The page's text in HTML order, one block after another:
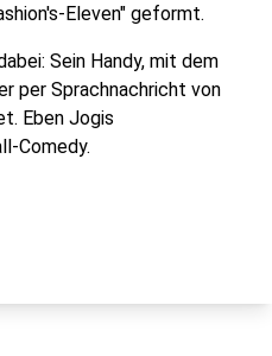
Eleven" geformt.
Sein Handy, mit dem
per Sprachnachricht von
Eben Jogis
Comedy.